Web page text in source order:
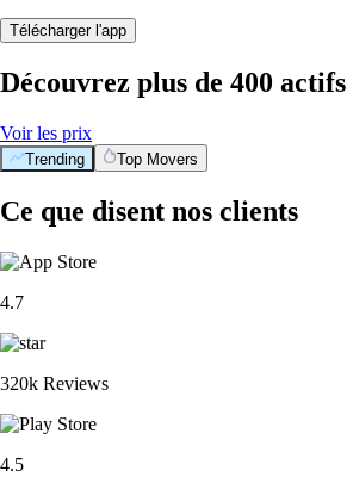
Télécharger l'app
Découvrez plus de 400 actifs
Voir les prix
Trending Top Movers
Ce que disent nos clients
4.7
320k Reviews
4.5